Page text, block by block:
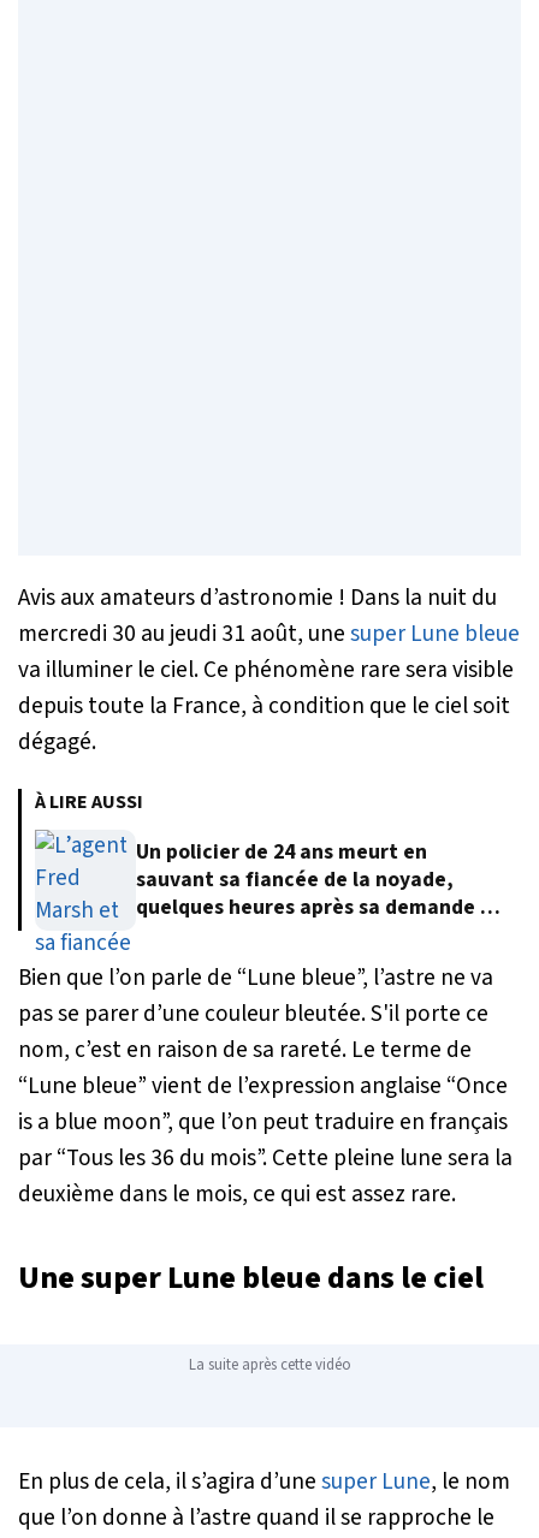
Avis aux amateurs d’astronomie ! Dans la nuit du
mercredi 30 au jeudi 31 août, unesuper Lune bleue
va illuminer le ciel. Ce phénomène rare sera visible
depuis toute la France, à condition que le ciel soit
dégagé.
À LIRE AUSSI
Un policier de 24 ans meurt en
sauvant sa fiancée de la noyade,
quelques heures après sa demande en
Bien que l’on parle de “Lune bleue”, l’astre ne va
pas se parer d’une couleur bleutée. S'il porte ce
nom, c’est en raison de sa rareté. Le terme de
“Lune bleue” vient de l’expression anglaise “Once
is a blue moon”, que l’on peut traduire en français
par “Tous les 36 du mois”. Cette pleine lune sera la
deuxième dans le mois, ce qui est assez rare.
Une super Lune bleue dans le ciel
La suite après cette vidéo
En plus de cela, il s’agira d’unesuper Lune, le nom
que l’on donne à l’astre quand il se rapproche le